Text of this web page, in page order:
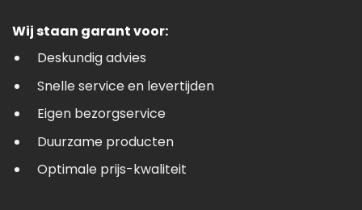
Wij staan garant voor:
Deskundig advies
Snelle service en levertijden
Eigen bezorgservice
Duurzame producten
Optimale prijs-kwaliteit